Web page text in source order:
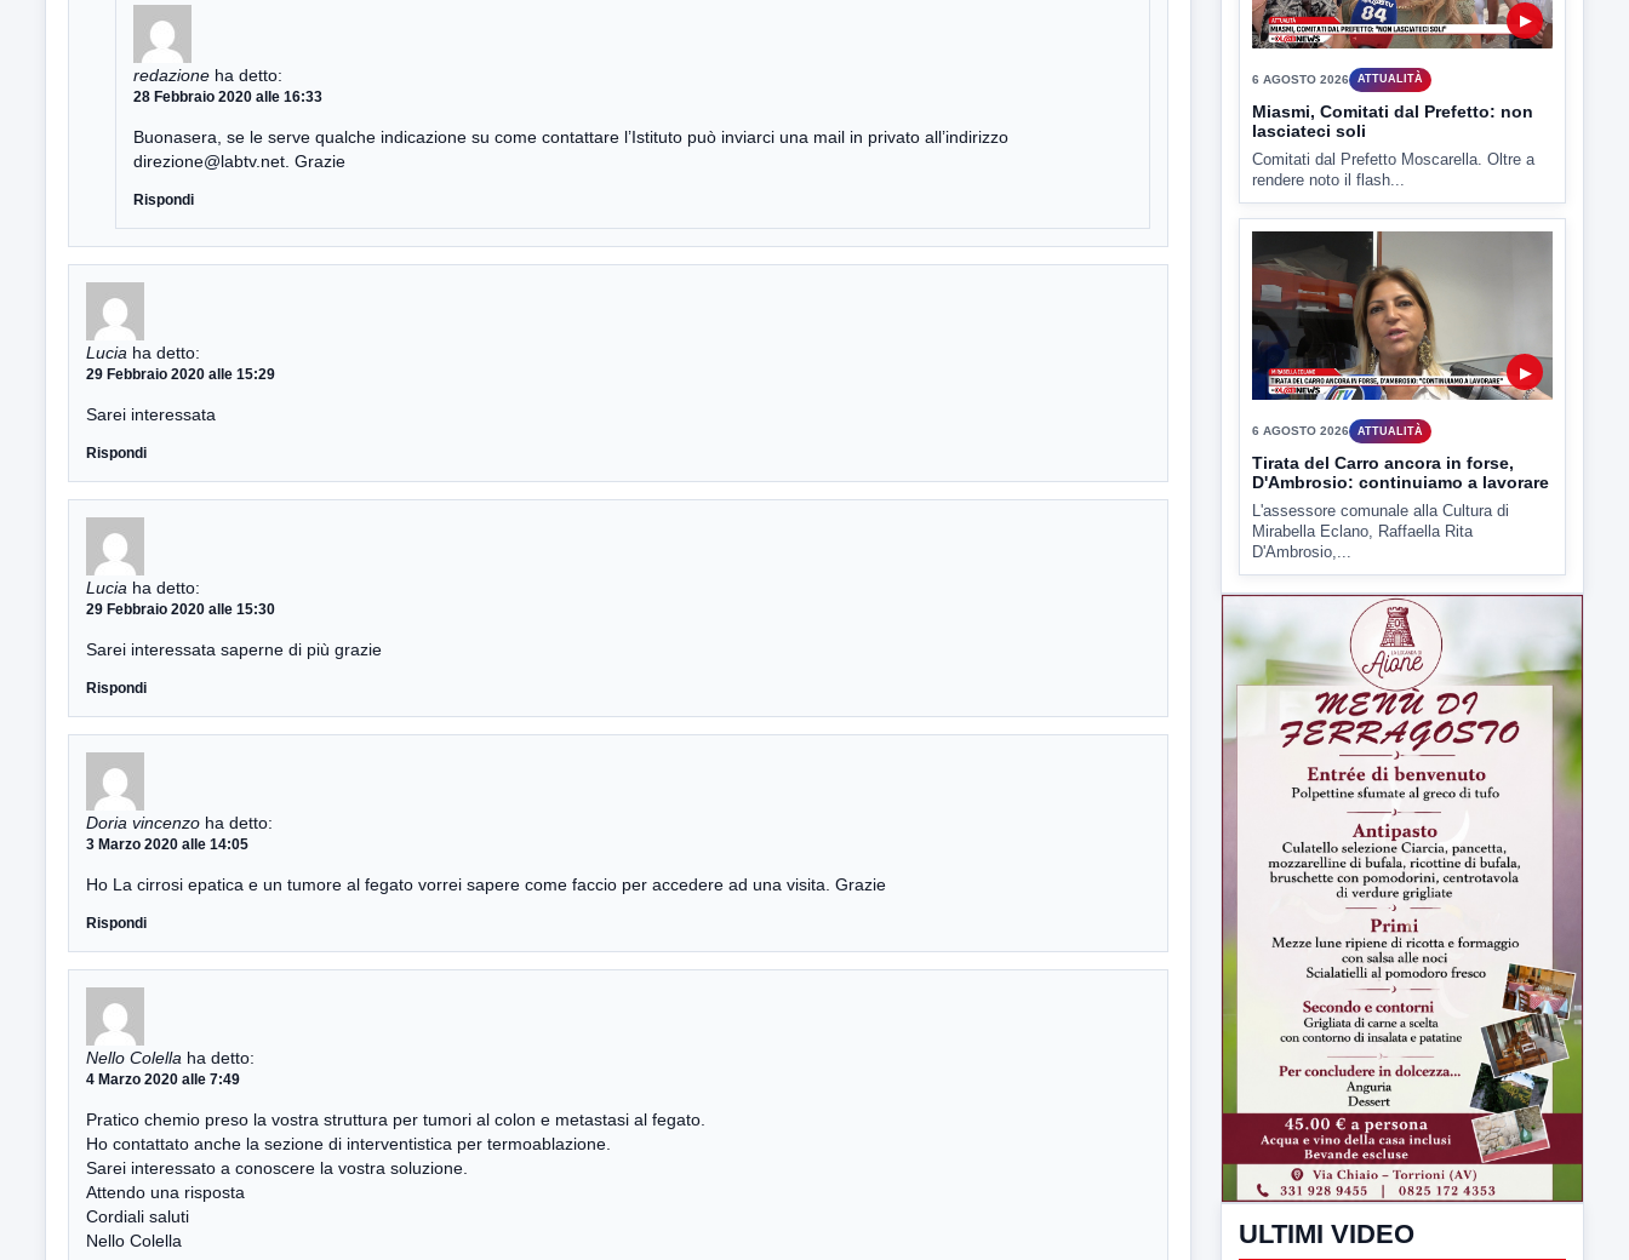
redazione ha detto:
28 Febbraio 2020 alle 16:33
Buonasera, se le serve qualche indicazione su come contattare l’Istituto può inviarci una mail in privato all’indirizzo
direzione@labtv.net . Grazie
Rispondi
Lucia ha detto:
29 Febbraio 2020 alle 15:29
Sarei interessata
Rispondi
Lucia ha detto:
29 Febbraio 2020 alle 15:30
Sarei interessata saperne di più grazie
Rispondi
Doria vincenzo ha detto:
3 Marzo 2020 alle 14:05
Ho La cirrosi epatica e un tumore al fegato vorrei sapere come faccio per accedere ad una visita. Grazie
Rispondi
Nello Colella ha detto:
4 Marzo 2020 alle 7:49
Pratico chemio preso la vostra struttura per tumori al colon e metastasi al fegato.
Ho contattato anche la sezione di interventistica per termoablazione.
Sarei interessato a conoscere la vostra soluzione.
Attendo una risposta
Cordiali saluti
Nello Colella
Comitati dal Prefetto Moscarella. Oltre a
rendere noto il flash...
▶
6 AGOSTO 2026 ATTUALITÀ
Tirata del Carro ancora in forse,
D'Ambrosio: continuiamo a lavorare
L'assessore comunale alla Cultura di
Mirabella Eclano, Raffaella Rita
D'Ambrosio,...
ULTIMI VIDEO
TUTTI I VIDEO
▶
7 AGOSTO 2026 SPORT BENEVENTO
Benevento Calcio: Le scelte di
Floro Flores per il debutto di Coppa